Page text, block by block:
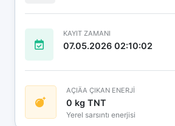
KAYIT ZAMANI
07.05.2026 02:10:02
AÇIÄA ÇIKAN ENERJİ
0 kg TNT
Yerel sarsıntı enerjisi